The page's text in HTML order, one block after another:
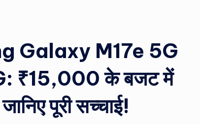
e
w
A
Galaxy M17e 5G
₹15,000 के बजट में
पूरी सच्चाई!